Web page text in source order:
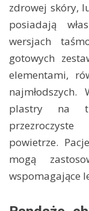
zdrowej skóry,
posiadają
wersjach
gotowych
elementami,
plastry na
powietrze.
mogą
wspomagające